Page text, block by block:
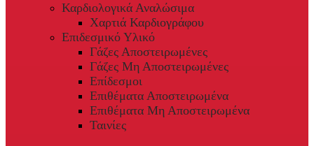
Καρδιολογικά Αναλώσιμα
Χαρτιά Καρδιογράφου
Επιδεσμικό Υλικό
Γάζες Αποστειρωμένες
Γάζες Μη Αποστειρωμένες
Επίδεσμοι
Επιθέματα Αποστειρωμένα
Επιθέματα Μη Αποστειρωμένα
Ταινίες